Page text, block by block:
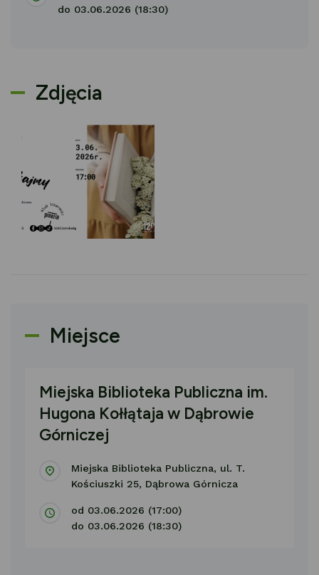
do 03.06.2026 (18:30)
Zdjęcia
Miejsce
Miejska Biblioteka Publiczna im.
Hugona Kołłątaja w Dąbrowie
Górniczej
Miejska Biblioteka Publiczna, ul. T.
Kościuszki 25, Dąbrowa Górnicza
od 03.06.2026 (17:00)
do 03.06.2026 (18:30)